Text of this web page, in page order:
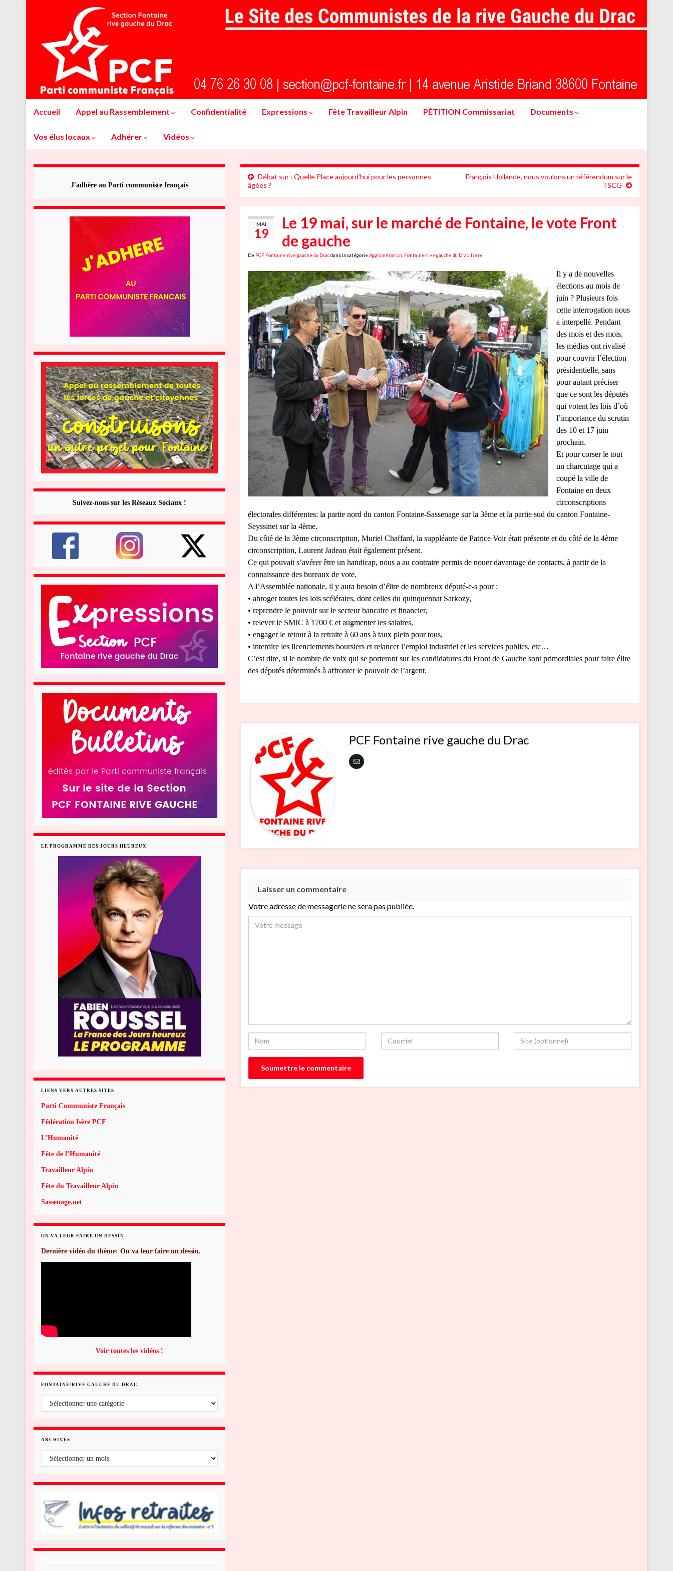
Accueil Appel au Rassemblement Confidentialité Expressions Fête Travailleur Alpin PÉTITION Commissariat Documents
Vos élus locaux Adhérer Vidéos
Débat sur : Quelle Place aujourd’hui pour les personnes
âgées ?
François Hollande, nous voulons un référendum sur le
TSCG
MAI
19
Le 19 mai, sur le marché de Fontaine, le vote Front
de gauche
De PCF Fontaine rive gauche du Dracdans la catégorieAgglomération Fontaine/rive gauche du Drac Isère
Il y a de nouvelles
élections au mois de
juin ? Plusieurs fois
cette interrogation nous
a interpellé. Pendant
des mois et des mois,
les médias ont rivalisé
pour couvrir l’élection
présidentielle, sans
pour autant préciser
que ce sont les députés
qui votent les lois d’où
l’importance du scrutin
des 10 et 17 juin
prochain.
Et pour corser le tout
un charcutage qui a
coupé la ville de
Fontaine en deux
circonscriptions
électorales différentes: la partie nord du canton Fontaine-Sassenage sur la 3ème et la partie sud du canton Fontaine-
Seyssinet sur la 4ème.
Du côté de la 3ème circonscription, Muriel Chaffard, la suppléante de Patrice Voir était présente et du côté de la 4ème
circonscription, Laurent Jadeau était également présent.
Ce qui pouvait s’avérer être un handicap, nous a au contraire permis de nouer davantage de contacts, à partir de la
connaissance des bureaux de vote.
A l’Assemblée nationale, il y aura besoin d’élire de nombreux député-e-s pour :
• abroger toutes les lois scélérates, dont celles du quinquennat Sarkozy,
• reprendre le pouvoir sur le secteur bancaire et financier,
• relever le SMIC à 1700 € et augmenter les salaires,
• engager le retour à la retraite à 60 ans à taux plein pour tous,
• interdire les licenciements boursiers et relancer l’emploi industriel et les services publics, etc…
C’est dire, si le nombre de voix qui se porteront sur les candidatures du Front de Gauche sont primordiales pour faire élire
des députés déterminés à affronter le pouvoir de l’argent.
PCF Fontaine rive gauche du Drac
Laisser un commentaire
Votre adresse de messagerie ne sera pas publiée.
J'adhère au Parti communiste français
Suivez-nous sur les Réseaux Sociaux !
LE PROGRAMME DES JOURS HEUREUX
LIENS VERS AUTRES SITES
Parti Communiste Français
Fédération Isère PCF
L’Humanité
Fête de l’Humanité
Travailleur Alpin
Fête du Travailleur Alpin
Sassenage.net
ON VA LEUR FAIRE UN DESSIN
Dernière vidéo du thème: On va leur faire un dessin.
Voir toutes les vidéos !
FONTAINE/RIVE GAUCHE DU DRAC
ARCHIVES